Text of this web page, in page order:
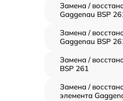
Замена /
Gaggenau BSP
Замена /
Gaggenau BSP
Замена /
BSP 261
Замена /
элемента